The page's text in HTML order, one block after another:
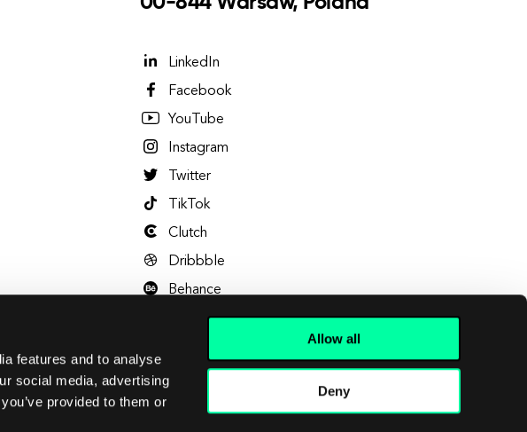
features and to analyse
social media, advertising
provided to them or
Allow all
Deny
LinkedIn
Facebook
YouTube
Instagram
Twitter
TikTok
Clutch
Dribbble
Behance